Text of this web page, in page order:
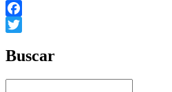
Facebook
Buscar